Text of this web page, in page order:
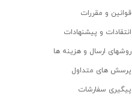
قوانین و مقررات
انتقادات و پیشنهادات
روشهای ارسال و هزینه ها
پرسش های متداول
پیگیری سفارشات